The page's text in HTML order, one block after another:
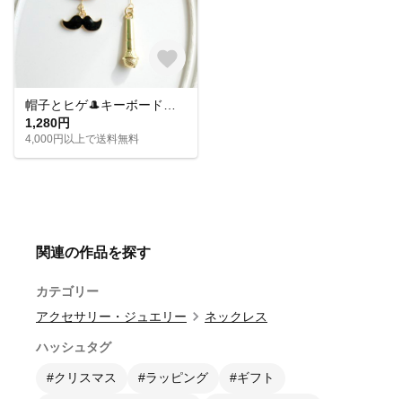
1,280円
4,000円以上で送料無料
関連の作品を探す
カテゴリー
アクセサリー・ジュエリー
ネックレス
ハッシュタグ
#クリスマス #ラッピング #ギフト